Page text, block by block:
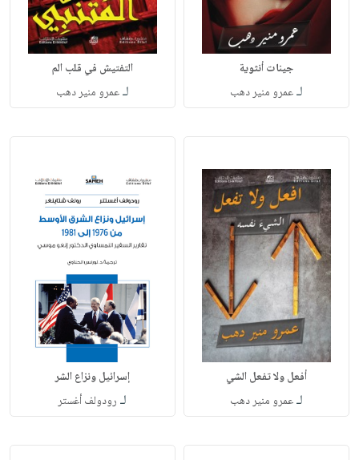
جينات أنثوية
لـعمرو منير دهب
التفتيش في قلب الم
لـعمرو منير دهب
أفعل ولا تفعل الشي
لـعمرو منير دهب
إسرائيل ونزاع الشر
لـ رودولف أغستر